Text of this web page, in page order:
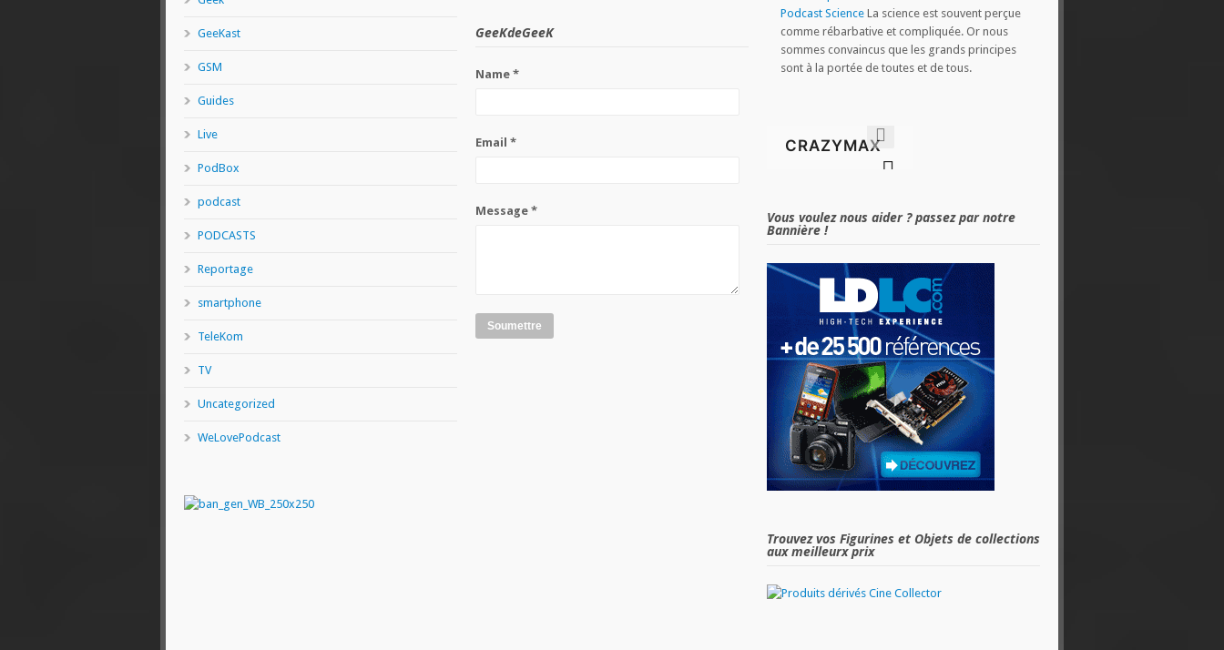
GeeKast
GSM
Guides
Live
PodBox
podcast
PODCASTS
Reportage
smartphone
TeleKom
TV
Uncategorized
WeLovePodcast
GeeKdeGeeK
Name *
Email *
Message *
Soumettre
Podcast ScienceLa science est souvent perçue
comme rébarbative et compliquée. Or nous
sommes convaincus que les grands principes
sont à la portée de toutes et de tous.
Vous voulez nous aider ? passez par notre
Bannière !
Trouvez vos Figurines et Objets de collections
aux meilleurx prix